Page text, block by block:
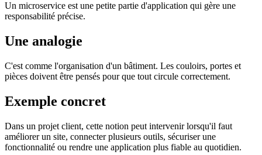
Un microservice est une petite partie d'application qui gère une
responsabilité précise.
Une analogie
C'est comme l'organisation d'un bâtiment. Les couloirs, portes et
pièces doivent être pensés pour que tout circule correctement.
Exemple concret
Dans un projet client, cette notion peut intervenir lorsqu'il faut
améliorer un site, connecter plusieurs outils, sécuriser une
fonctionnalité ou rendre une application plus fiable au quotidien.